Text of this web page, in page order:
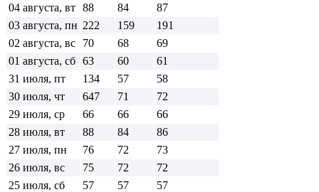
04 августа, вт 88 84
87
03 августа, пн 222 159
191
02 августа, вс
70 68
69
01 августа, сб 63 60
61
31 июля, пт
134 57
58
30 июля, чт
647 71
72
29 июля, ср
66 66
66
28 июля, вт
88 84
86
27 июля, пн
76 72
73
26 июля, вс
75 72
72
25 июля, сб
57 57
57